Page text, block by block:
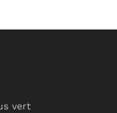
vert